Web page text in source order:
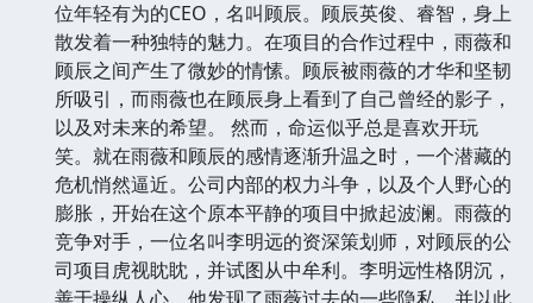
位年轻有为的CEO，名叫顾辰。顾辰英俊、睿智，身上
散发着一种独特的魅力。在项目的合作过程中，雨薇和
顾辰之间产生了微妙的情愫。顾辰被雨薇的才华和坚韧
所吸引，而雨薇也在顾辰身上看到了自己曾经的影子，
以及对未来的希望。 然而，命运似乎总是喜欢开玩
笑。就在雨薇和顾辰的感情逐渐升温之时，一个潜藏的
危机悄然逼近。公司内部的权力斗争，以及个人野心的
膨胀，开始在这个原本平静的项目中掀起波澜。雨薇的
竞争对手，一位名叫李明远的资深策划师，对顾辰的公
司项目虎视眈眈，并试图从中牟利。李明远性格阴沉，